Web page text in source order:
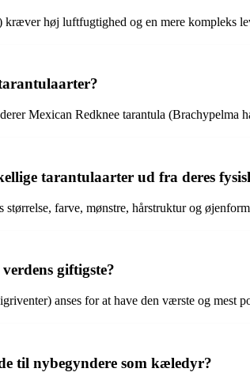
høj luftfugtighed og en mere kompleks
Mexican Redknee tarantula (Brachypelma
tarantulaarter ud fra deres
farve, mønstre, hårstruktur og
giftigste?
anses for at have den værste og mest
til nybegyndere som kæledyr?